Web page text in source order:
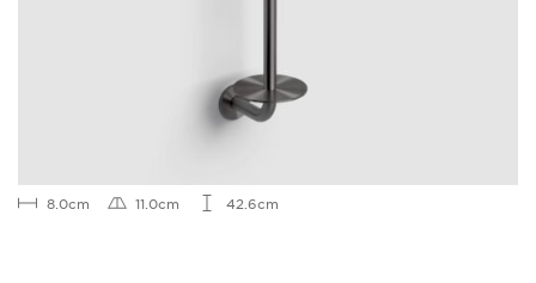
8.0cm 11.0cm 42.6cm